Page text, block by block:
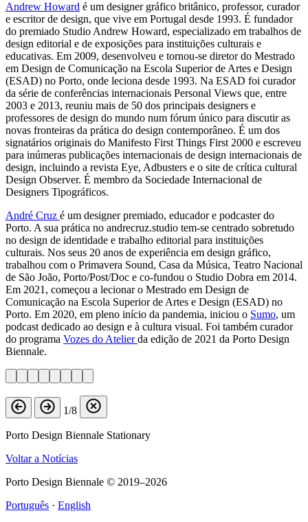
Andrew Howard é um designer gráfico britânico, professor, curador
e escritor de design, que vive em Portugal desde 1993. É fundador
do premiado Studio Andrew Howard, especializado em trabalhos de
design editorial e de exposições para instituições culturais e
educativas. Em 2009, desenvolveu e tornou-se diretor do Mestrado
em Design de Comunicação na Escola Superior de Artes e Design
(ESAD) no Porto, onde leciona desde 1993. Na ESAD foi curador
da série de conferências internacionais Personal Views que, entre
2003 e 2013, reuniu mais de 50 dos principais designers e
professores de design do mundo num fórum único para discutir as
novas fronteiras da prática do design contemporâneo. É um dos
signatários originais do Manifesto First Things First 2000 e escreveu
para inúmeras publicações internacionais de design internacionais de
design, incluindo a revista Eye, Adbusters e o site de crítica cultural
Design Observer. É membro da Sociedade Internacional de
Designers Tipográficos.
André Cruz é um designer premiado, educador e podcaster do
Porto. A sua prática no andrecruz.studio tem-se centrado sobretudo
no design de identidade e trabalho editorial para instituições
culturais. Nos seus 20 anos de experiência em design gráfico,
trabalhou com o Primavera Sound, Casa da Música, Teatro Nacional
de São João, Porto/Post/Doc e co-fundou o Studio Dobra em 2014.
Em 2021, começou a lecionar o Mestrado em Design de
Comunicação na Escola Superior de Artes e Design (ESAD) no
Porto. Em 2020, em pleno início da pandemia, iniciou o Sumo, um
podcast dedicado ao design e à cultura visual. Foi também curador
do programa Vozes do Atelierda edição de 2021 da Porto Design
Biennale.
1/8
Porto Design Biennale Stationary
Voltar a Notícias
Porto Design Biennale © 2019–2026
Português · English